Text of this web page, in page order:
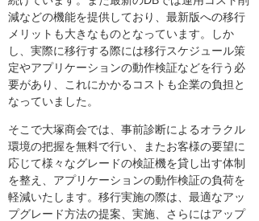
減などの機能を提供しており、最新版への移行
メリットも大きなものとなっています。しか
し、実際に移行する際には移行スケジュール策
定やアプリケーションの動作検証などを行う必
要があり、これにかかるコストも企業の負担と
なっていました。
そこで大塚商会では、事前診断によるオラクル
環境の把握を無料で行い、またお客様の要望に
応じて様々なグレードの検証機を貸し出す体制
を整え、アプリケーションの動作検証の負荷を
軽減いたします。移行実施の際は、最適なアッ
プグレード方法の提案、実施、さらにはアップ